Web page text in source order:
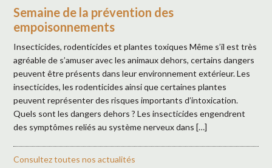
Semaine de la prévention des
empoisonnements
Insecticides, rodenticides et plantes toxiques Même s’il est très
agréable de s’amuser avec les animaux dehors, certains dangers
peuvent être présents dans leur environnement extérieur. Les
insecticides, les rodenticides ainsi que certaines plantes
peuvent représenter des risques importants d’intoxication.
Quels sont les dangers dehors ? Les insecticides engendrent
des symptômes reliés au système nerveux dans […]
Consultez toutes nos actualités